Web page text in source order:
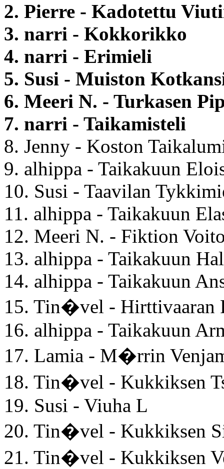
2. Pierre - Kadotettu
3. narri - Kokkorikko
4. narri - Erimieli
5. Susi - Muiston
6. Meeri N. - Turkasen
7. narri - Taikamisteli
8. Jenny - Koston
9. alhippa - Taikakuun
10. Susi - Taavilan
11. alhippa - Taikakuun
12. Meeri N. - Fiktion
13. alhippa - Taikakuun
14. alhippa - Taikakuun
15. Tin�vel -
16. alhippa - Taikakuun
17. Lamia - M�rrin
18. Tin�vel -
19. Susi - Viuha L
20. Tin�vel - Kukkiksen
21. Tin�vel - Kukkiksen